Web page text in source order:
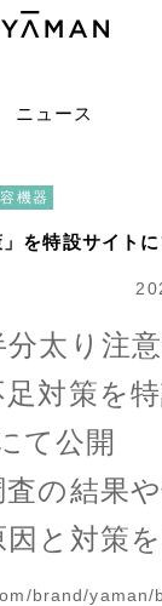
ニュース
機器
を特設サイト
分太り注
対策を
て公開
の結果
因と対策
brand/yaman/